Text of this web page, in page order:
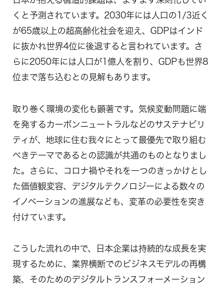
くと予測されています。2030年には人口の1/3近く
が65歳以上の超高齢化社会を迎え、GDPはインド
に抜かれ世界4位に後退すると言われています。さ
らに2050年には人口が1億人を割り、GDPも世界8
位まで落ち込むとの見解もあります。
取り巻く環境の変化も顕著です。気候変動問題に端
を発するカーボンニュートラルなどのサステナビリ
ティが、地球に住む我々にとって最優先で取り組む
べきテーマであるとの認識が共通のものとなりまし
た。さらに、コロナ禍やそれを一つのきっかけとし
た価値観変容、デジタルテクノロジーによる数々の
イノベーションの進展なども、変革の必要性を突き
付けています。
こうした流れの中で、日本企業は持続的な成長を実
現するために、業界横断でのビジネスモデルの再構
築、そのためのデジタルトランスフォーメーション